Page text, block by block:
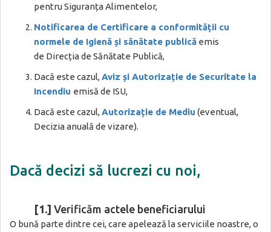
pentru Siguranța Alimentelor,
Notificarea de Certificare a conformității cu
normele de Igienă și sănătate publică emis
de Direcția de Sănătate Publică,
Dacă este cazul,Aviz și Autorizație de Securitate la
Incendiu emisă de ISU,
Dacă este cazul,Autorizație de Mediu (eventual,
Decizia anuală de vizare).
Dacă decizi să lucrezi cu noi,
[1.] Verificăm actele beneficiarului
O bună parte dintre cei, care apelează la serviciile noastre, o